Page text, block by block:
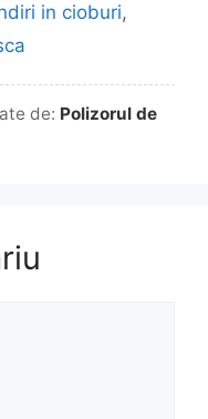
in cioburi,
de: Polizorul de